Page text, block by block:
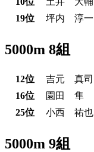
19位
坪内 淳一
5000m 8組
12位 吉元 真司
16位
園田 隼
25位
小西 祐也
5000m 9組